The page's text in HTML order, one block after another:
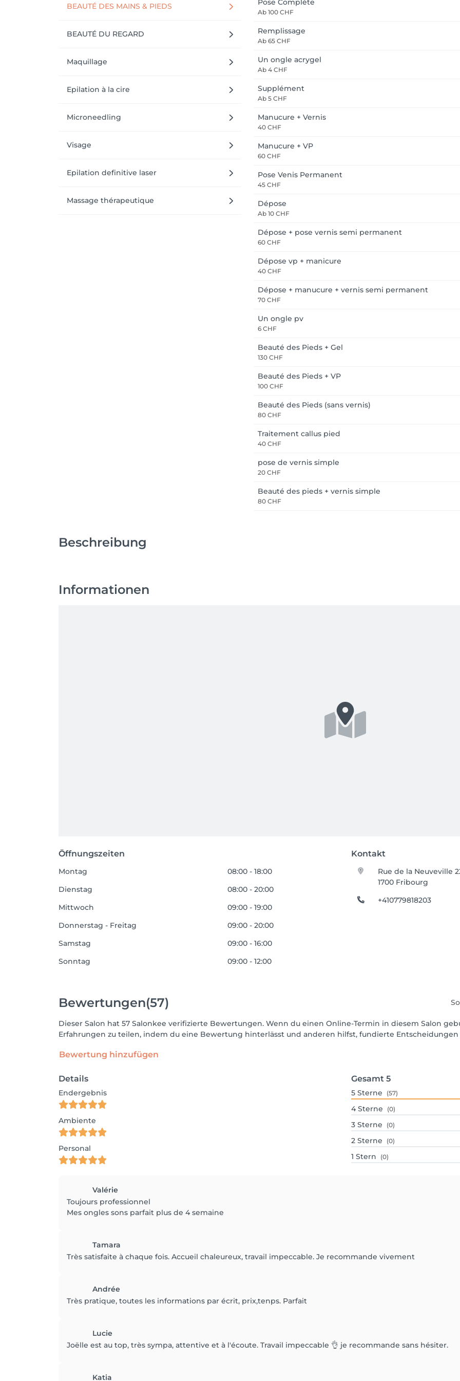
BEAUTÉ DES MAINS & PIEDS
BEAUTÉ DU REGARD
Maquillage
Epilation à la cire
Microneedling
Visage
Epilation definitive laser
Massage thérapeutique
Pose Complète
Ab 100 CHF
Remplissage
Ab 65 CHF
Un ongle acrygel
Ab 4 CHF
Supplément
Ab 5 CHF
Manucure + Vernis
40 CHF
Manucure + VP
60 CHF
Pose Venis Permanent
45 CHF
Dépose
Ab 10 CHF
Dépose + pose vernis semi permanent
60 CHF
Dépose vp + manicure
40 CHF
Dépose + manucure + vernis semi permanent
70 CHF
Un ongle pv
6 CHF
Beauté des Pieds + Gel
130 CHF
Beauté des Pieds + VP
100 CHF
Beauté des Pieds (sans vernis)
80 CHF
Traitement callus pied
40 CHF
pose de vernis simple
20 CHF
Beauté des pieds + vernis simple
80 CHF
Beschreibung
Informationen
Öffnungszeiten Kontakt
Montag
08:00 - 18:00
Dienstag
08:00 - 20:00
Mittwoch
09:00 - 19:00
Donnerstag - Freitag
09:00 - 20:00
Samstag
09:00 - 16:00
Sonntag
09:00 - 12:00
Rue de la Neuveville
1700 Fribourg
+410779818203
Bewertungen(57)
Dieser Salon hat 57 Salonkee verifizierte Bewertungen. Wenn du einen Online-Termin in diesem Salon
Erfahrungen zu teilen, indem du eine Bewertung hinterlässt und anderen hilfst, fundierte
Bewertung hinzufügen
Details
Endergebnis
Ambiente
Personal
Gesamt 5
5 Sterne (57)
4 Sterne (0)
3 Sterne (0)
2 Sterne (0)
1 Stern (0)
Valérie
Toujours professionnel
Mes ongles sons parfait plus de 4 semaine
Tamara
Très satisfaite à chaque fois. Accueil chaleureux, travail impeccable. Je recommande vivement
Andrée
Très pratique, toutes les informations par écrit, prix,tenps. Parfait
Lucie
Joëlle est au top, très sympa, attentive et à l'écoute. Travail impeccable 👌 je recommande sans hésiter.
Katia